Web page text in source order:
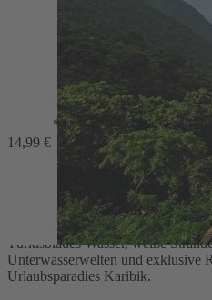
Zum Anfang der Bildergalerie
Highlights Karibik
Christian Heeb, Axel Pinck
Die 50 Ziele, die Sie gesehen
27,99 €
*
14,99 €
Zum Warenkorb hinzufügen
oder im Handel kaufen
Zur Wunschliste hinzufügen
Sofort lieferbar
Türkisblaues Wasser, weiße
Unterwasserwelten und exklusive
Urlaubsparadies Karibik.